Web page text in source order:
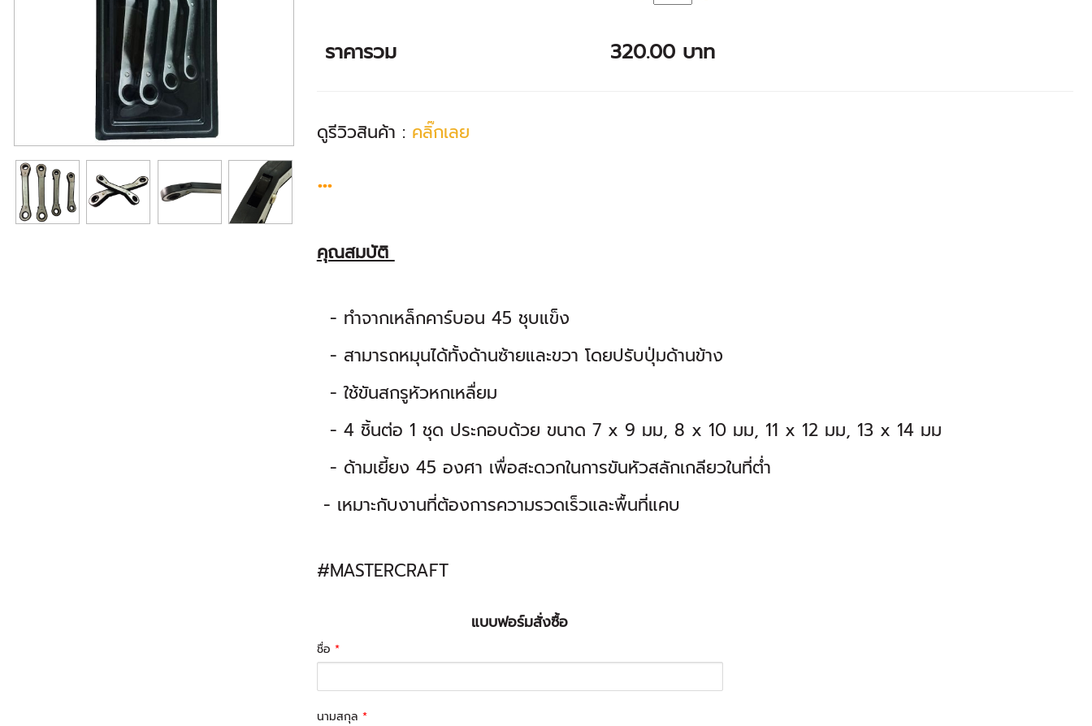
ราคารวม 320.00 บาท
ดูรีวิวสินค้า : คลิ๊กเลย
...
คุณสมบัติ
- ทำจากเหล็กคาร์บอน 45 ชุบแข็ง
- สามารถหมุนได้ทั้งด้านซ้ายและขวา โดยปรับปุ่มด้านข้าง
- ใช้ขันสกรูหัวหกเหลื่ยม
- 4 ชิ้นต่อ 1 ชุด ประกอบด้วย ขนาด 7 x 9 มม, 8 x 10 มม, 11 x 12 มม, 13 x 14 มม
- ด้ามเยี้ยง 45 องศา เพื่อสะดวกในการขันหัวสลักเกลียวในที่ต่ำ
- เหมาะกับงานที่ต้องการความรวดเร็วและพื้นที่แคบ
#MASTERCRAFT
แบบฟอร์มสั่งซื้อ
ชื่อ *
นามสกุล *